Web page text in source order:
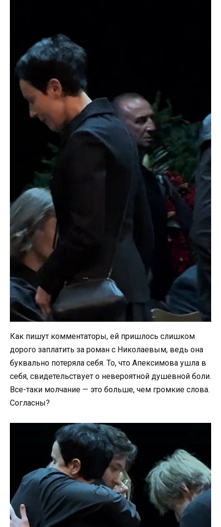
Как пишут комментаторы, ей пришлось слишком
дорого заплатить за роман с Николаевым, ведь она
буквально потеряла себя. То, что Апексимова ушла в
себя, свидетельствует о невероятной душевной боли.
Все-таки молчание — это больше, чем громкие слова.
Согласны?